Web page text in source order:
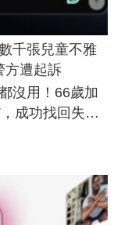
千張兒童不雅
方遭起訴
沒用！66歲加
成功找回失散